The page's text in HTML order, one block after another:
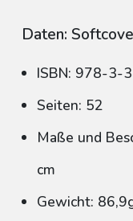
Daten:
ISBN: 978-3-
Seiten: 52
Maße und
cm
Gewicht: